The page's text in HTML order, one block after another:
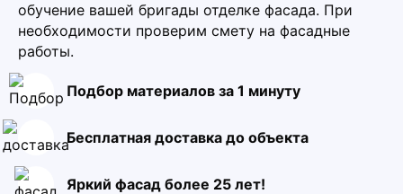
обучение вашей бригады отделке фасада. При
необходимости проверим смету на фасадные
работы.
Подбор материалов за 1 минуту
Бесплатная доставка до объекта
Яркий фасад более 25 лет!